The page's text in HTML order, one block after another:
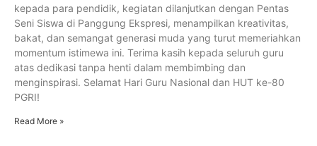
kepada para pendidik, kegiatan dilanjutkan dengan Pentas
Seni Siswa di Panggung Ekspresi, menampilkan kreativitas,
bakat, dan semangat generasi muda yang turut memeriahkan
momentum istimewa ini. Terima kasih kepada seluruh guru
atas dedikasi tanpa henti dalam membimbing dan
menginspirasi. Selamat Hari Guru Nasional dan HUT ke-80
PGRI!
Read More »